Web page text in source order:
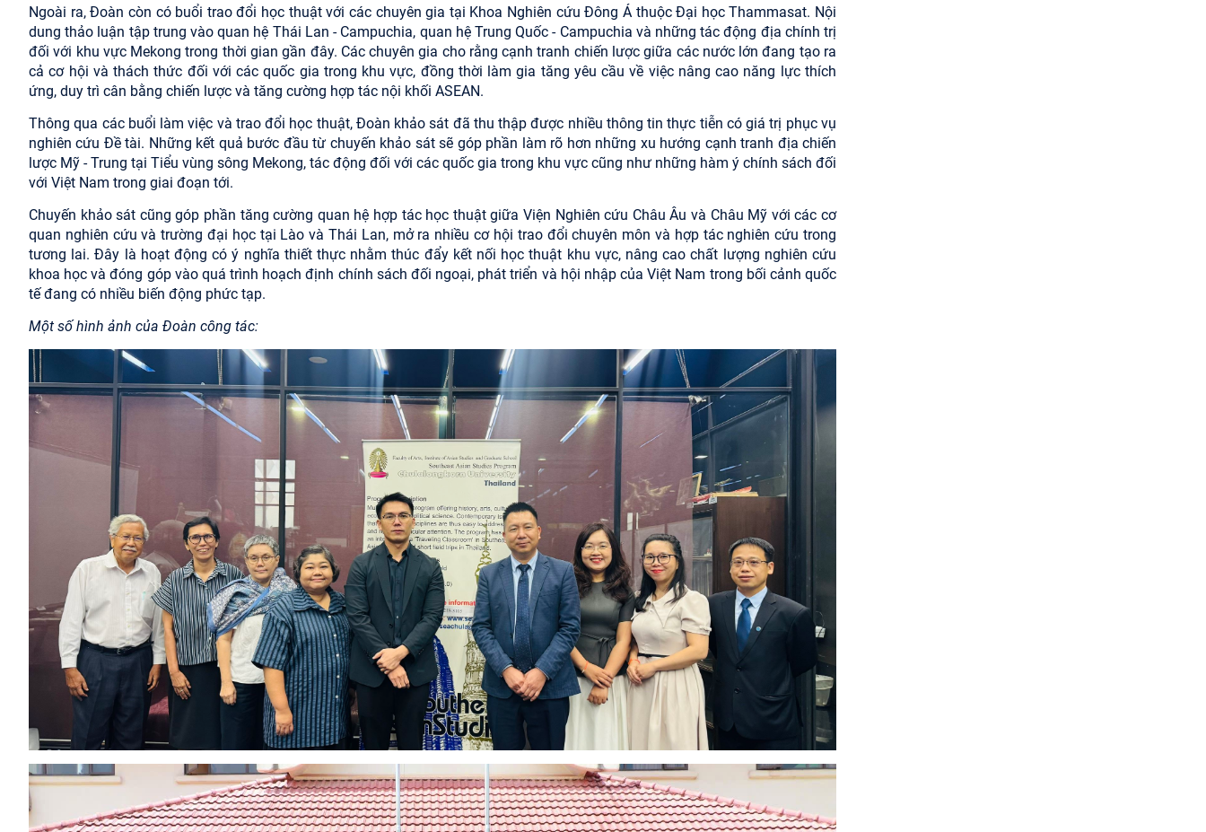
Ngoài ra, Đoàn còn có buổi trao đổi học thuật với các chuyên gia tại Khoa Nghiên cứu Đông Á thuộc Đại học Thammasat. Nội
dung thảo luận tập trung vào quan hệ Thái Lan - Campuchia, quan hệ Trung Quốc - Campuchia và những tác động địa chính trị
đối với khu vực Mekong trong thời gian gần đây. Các chuyên gia cho rằng cạnh tranh chiến lược giữa các nước lớn đang tạo ra
cả cơ hội và thách thức đối với các quốc gia trong khu vực, đồng thời làm gia tăng yêu cầu về việc nâng cao năng lực thích
ứng, duy trì cân bằng chiến lược và tăng cường hợp tác nội khối ASEAN.
Thông qua các buổi làm việc và trao đổi học thuật, Đoàn khảo sát đã thu thập được nhiều thông tin thực tiễn có giá trị phục vụ
nghiên cứu Đề tài. Những kết quả bước đầu từ chuyến khảo sát sẽ góp phần làm rõ hơn những xu hướng cạnh tranh địa chiến
lược Mỹ - Trung tại Tiểu vùng sông Mekong, tác động đối với các quốc gia trong khu vực cũng như những hàm ý chính sách đối
với Việt Nam trong giai đoạn tới.
Chuyến khảo sát cũng góp phần tăng cường quan hệ hợp tác học thuật giữa Viện Nghiên cứu Châu Âu và Châu Mỹ với các cơ
quan nghiên cứu và trường đại học tại Lào và Thái Lan, mở ra nhiều cơ hội trao đổi chuyên môn và hợp tác nghiên cứu trong
tương lai. Đây là hoạt động có ý nghĩa thiết thực nhằm thúc đẩy kết nối học thuật khu vực, nâng cao chất lượng nghiên cứu
khoa học và đóng góp vào quá trình hoạch định chính sách đối ngoại, phát triển và hội nhập của Việt Nam trong bối cảnh quốc
tế đang có nhiều biến động phức tạp.
Một số hình ảnh của Đoàn công tác: